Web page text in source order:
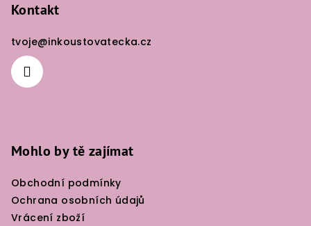
Kontakt
tvoje@inkoustovatecka.cz
Mohlo by tě zajímat
Obchodní podmínky
Ochrana osobních údajů
Vrácení zboží